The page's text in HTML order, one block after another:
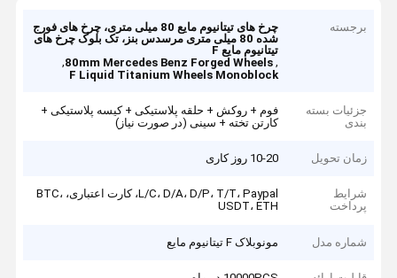
برجسته
چرخ های تیتانیوم مایع 80 میلی متری، چرخ های فورج
شده 80 میلی متری مرسدس بنز، تک بلوک چرخ های
تیتانیوم مایع F
,
80mm Mercedes Benz Forged Wheels
,
F Liquid Titanium Wheels Monoblock
جزئیات بسته
بندی
فوم + روکش + حلقه پلاستیکی + کیسه پلاستیکی +
کارتن تخته + سینی (در صورت نیاز)
زمان تحویل 10-20 روز کاری
شرایط
پرداخت
L/C، D/A، D/P، T/T، Paypal، کارت اعتباری، BTC،
USDT، ETH
شماره مدل مونوبلاک F تیتانیوم مایع